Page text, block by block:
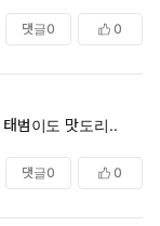
댓글0 0
범이도 맛도리..
댓글0 0